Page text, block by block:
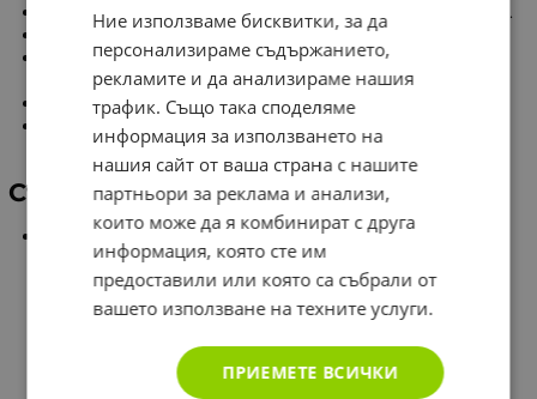
Има леко анестезиращо действие върху гърлото.
Облекчава симптомите на назална конгестия.
Подобря силата на имунната система за борба с
вирусите.
Поддържа оптималното здраве.
Помага за борба с леки инфекции на гърлото и
устата.
Състав
Съдържание в 1 пастил:
Витамин С - 80 мг.
Лечебна иглика (Primulae flos) - 18 мг.
Киселец, стръкове (Rumicis Herba) - 18 мг.
Върбинка, стръкове (Verbenae Herba) - 18 мг.
Тинтява, корени (Gentianae radix) - 6 мг.
Ние използваме бисквитки, за да
персонализираме съдържанието,
рекламите и да анализираме нашия
трафик. Също така споделяме
информация за използването на
нашия сайт от ваша страна с нашите
партньори за реклама и анализи,
които може да я комбинират с друга
информация, която сте им
предоставили или която са събрали от
вашето използване на техните услуги.
ПРИЕМЕТЕ ВСИЧКИ